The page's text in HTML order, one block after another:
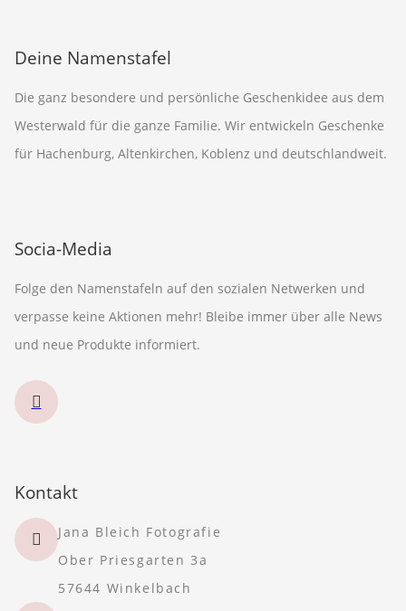
Deine Namenstafel
Die ganz besondere und persönliche Geschenkidee aus dem
Westerwald für die ganze Familie. Wir entwickeln Geschenke
für Hachenburg, Altenkirchen, Koblenz und deutschlandweit.
Socia-Media
Folge den Namenstafeln auf den sozialen Netwerken und
verpasse keine Aktionen mehr! Bleibe immer über alle News
und neue Produkte informiert.
Kontakt
Jana Bleich Fotografie
Ober Priesgarten 3a
57644 Winkelbach